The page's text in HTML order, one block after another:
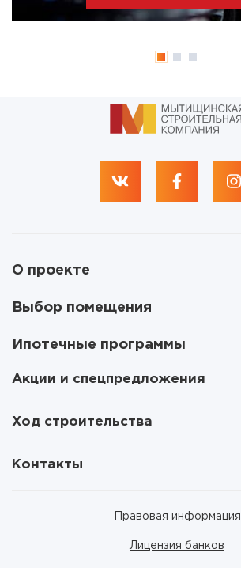
О проекте
Выбор помещения
Ипотечные программы
Акции и спецпредложения
Ход строительства
Контакты
Правовая информация
Лицензия банков